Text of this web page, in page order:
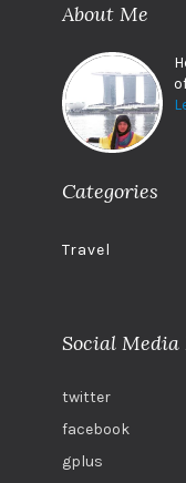
About Me
Categories
Travel
Social Media
twitter
facebook
gplus